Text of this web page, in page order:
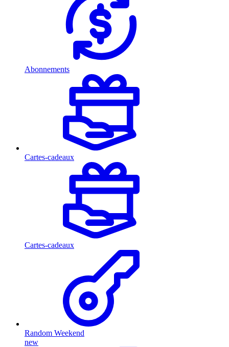
Abonnements
Cartes-cadeaux
Cartes-cadeaux
Random Weekend
new